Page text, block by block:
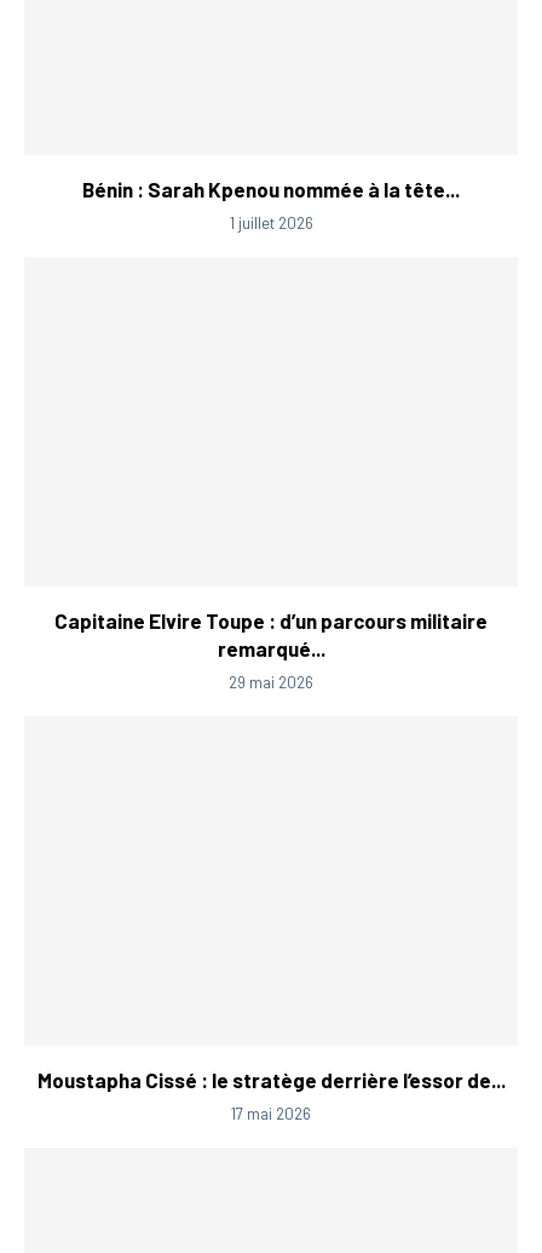
Bénin : Sarah Kpenou nommée à la tête...
1 juillet 2026
Capitaine Elvire Toupe : d’un parcours militaire
remarqué...
29 mai 2026
Moustapha Cissé : le stratège derrière l’essor de...
17 mai 2026